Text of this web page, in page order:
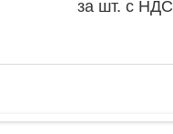
за шт. с НДС